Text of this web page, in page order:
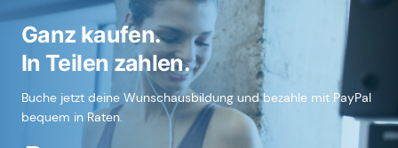
Ganz kaufen.
In Teilen zahlen.
Buche jetzt deine Wunschausbildung und bezahle mit PayPal
bequem in Raten.